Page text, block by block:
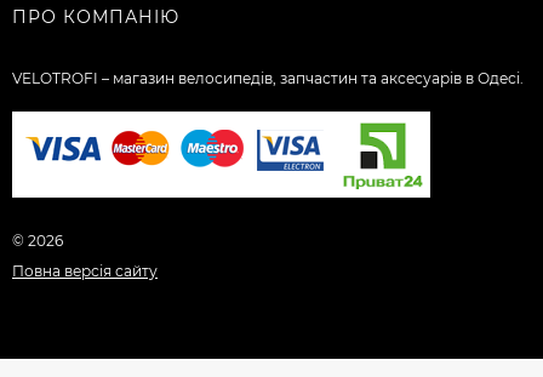
ПРО КОМПАНІЮ
VELOTROFI – магазин велосипедів, запчастин та аксесуарів в Одесі.
© 2026
Повна версія сайту